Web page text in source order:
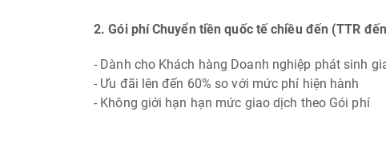
2. Gói phí Chuyển tiền quốc tế chiều đến (TTR
- Dành cho Khách hàng Doanh nghiệp phát sinh
- Ưu đãi lên đến 60% so với mức phí hiện hành
- Không giới hạn hạn mức giao dịch theo Gói phí